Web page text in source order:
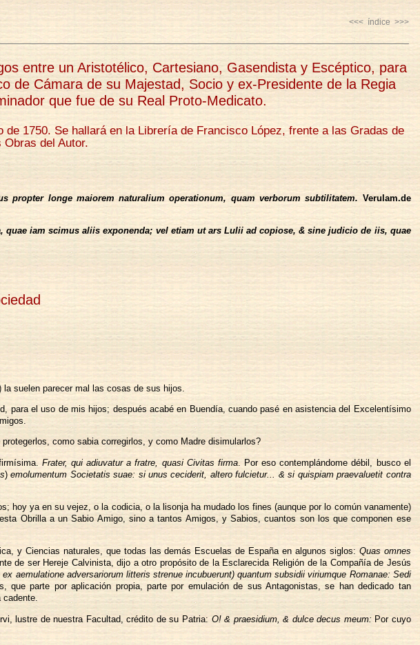
<<< índice >>>
entre un Aristotélico, Cartesiano, Gasendista y Escéptico, para
de Cámara de su Majestad, Socio y ex-Presidente de la Regia
que fue de su Real Proto-Medicato.
1750. Se hallará en la Librería de Francisco López, frente a las Gradas de
del Autor.
propter longe maiorem naturalium operationum, quam verborum subtilitatem. Verulam.de
iam scimus aliis exponenda; vel etiam ut ars Lulii ad copiose, & sine judicio de iis, quae
suelen parecer mal las cosas de sus hijos.
para el uso de mis hijos; después acabé en Buendía, cuando pasé en asistencia del Excelentísimo
como sabia corregirlos, y como Madre disimularlos?
Frater, qui adiuvatur a fratre, quasi Civitas firma. Por eso contemplándome débil, busco el
)emolumentum Societatis suae: si unus ceciderit, altero fulcietur... & si quispiam praevaluetit contra
hoy ya en su vejez, o la codicia, o la lisonja ha mudado los fines (aunque por lo común vanamente)
Obrilla a un Sabio Amigo, sino a tantos Amigos, y Sabios, cuantos son los que componen ese
y Ciencias naturales, que todas las demás Escuelas de España en algunos siglos: Quas omnes
de ser Hereje Calvinista, dijo a otro propósito de la Esclarecida Religión de la Compañía de Jesús
aemulatione adversariorum litteris strenue incubuerunt) quantum subsidii viriumque Romanae: Sedi
que parte por aplicación propia, parte por emulación de sus Antagonistas, se han dedicado tan
cadente.
lustre de nuestra Facultad, crédito de su Patria: O! & praesidium, & dulce decus meum: Por cuyo